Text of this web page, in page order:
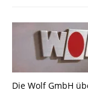
Die Wolf GmbH